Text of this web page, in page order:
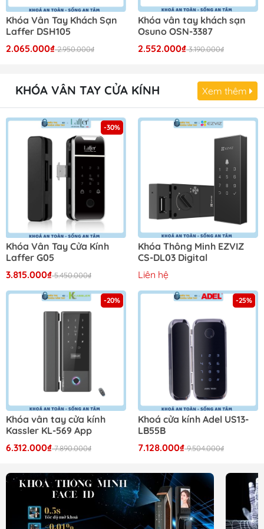
Khóa Vân Tay Khách Sạn
Laffer DSH105
2.065.000₫2.950.000₫
Khóa vân tay khách sạn
Osuno OSN-3387
2.552.000₫3.190.000₫
KHÓA VÂN TAY CỬA KÍNH Xem thêm
-30%
Khóa Vân Tay Cửa Kính
Laffer G05
3.815.000₫5.450.000₫
Khóa Thông Minh EZVIZ
CS-DL03 Digital
Liên hệ
-20%
Khóa vân tay cửa kính
Kassler KL-569 App
6.312.000₫7.890.000₫
-25%
Khoá cửa kính Adel US13-
LB55B
7.128.000₫9.504.000₫